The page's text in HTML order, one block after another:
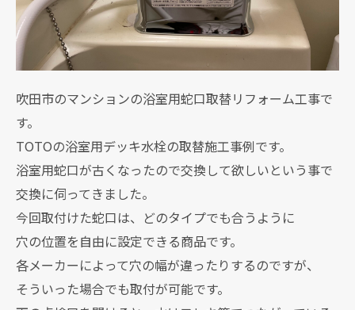
吹田市のマンションの浴室用蛇口取替リフォーム工事で
す。
TOTOの浴室用デッキ水栓の取替施工事例です。
浴室用蛇口が古くなったので交換して欲しいという事で
交換に伺ってきました。
今回取付けた蛇口は、どのタイプでも合うように
穴の位置を自由に設定できる商品です。
各メーカーによって穴の幅が違ったりするのですが、
そういった場合でも取付が可能です。